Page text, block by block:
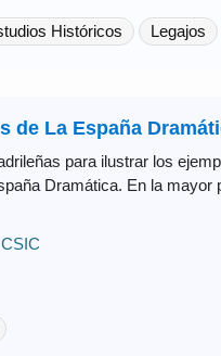
Históricos Legajos
de La España
para ilustrar los
Dramática. En la mayor